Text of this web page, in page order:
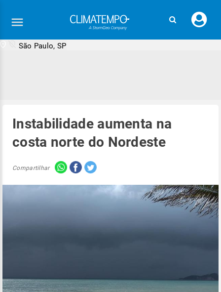
seu
São Paulo, SP
Instabilidade aumenta na
costa norte do Nordeste
Compartilhar